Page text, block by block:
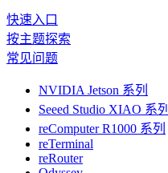
快速入口
按主题探索
常见问题
NVIDIA Jetson 系列
Seeed Studio XIAO 系列
reComputer R1000 系列
reTerminal
reRouter